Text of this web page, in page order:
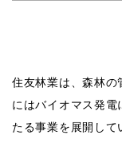
住友林業は、森林の
にはバイオマス発電
たる事業を展開して